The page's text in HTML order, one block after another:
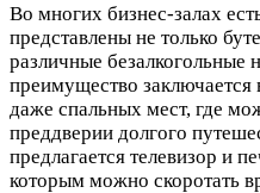
Во многих бизнес-залах
представлены не только
различные безалкогольные
преимущество заключается
даже спальных мест, где
преддверии долгого
предлагается телевизор и
которым можно скоротать